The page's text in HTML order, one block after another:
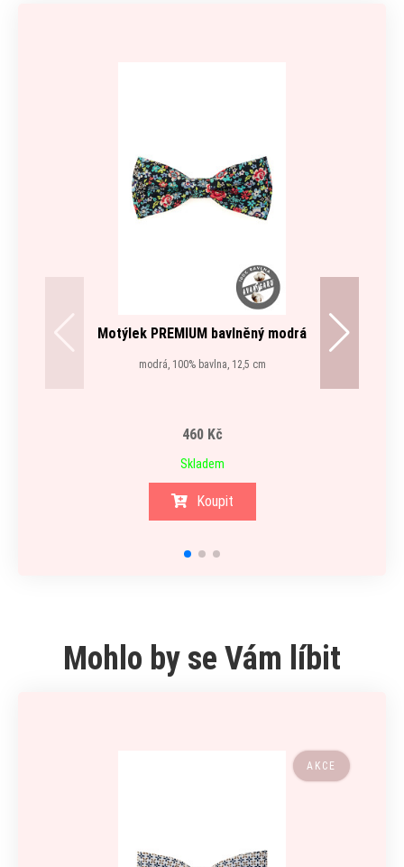
Motýlek PREMIUM bavlněný modrá
modrá, 100% bavlna, 12,5 cm
460 Kč
Skladem
Koupit
Mohlo by se Vám líbit
AKCE